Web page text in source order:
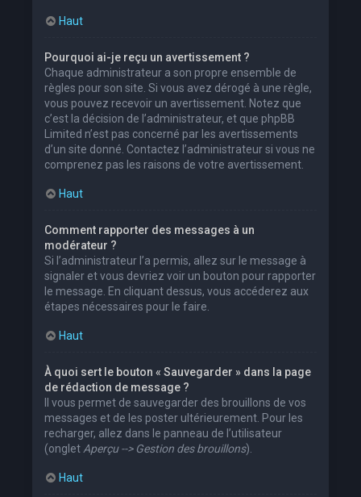
Haut
Pourquoi ai-je reçu un avertissement ?
Chaque administrateur a son propre ensemble de
règles pour son site. Si vous avez dérogé à une règle,
vous pouvez recevoir un avertissement. Notez que
c’est la décision de l’administrateur, et que phpBB
Limited n’est pas concerné par les avertissements
d’un site donné. Contactez l’administrateur si vous ne
comprenez pas les raisons de votre avertissement.
Haut
Comment rapporter des messages à un
modérateur ?
Si l’administrateur l’a permis, allez sur le message à
signaler et vous devriez voir un bouton pour rapporter
le message. En cliquant dessus, vous accéderez aux
étapes nécessaires pour le faire.
Haut
À quoi sert le bouton « Sauvegarder » dans la page
de rédaction de message ?
Il vous permet de sauvegarder des brouillons de vos
messages et de les poster ultérieurement. Pour les
recharger, allez dans le panneau de l’utilisateur
(onglet Aperçu --> Gestion des brouillons).
Haut